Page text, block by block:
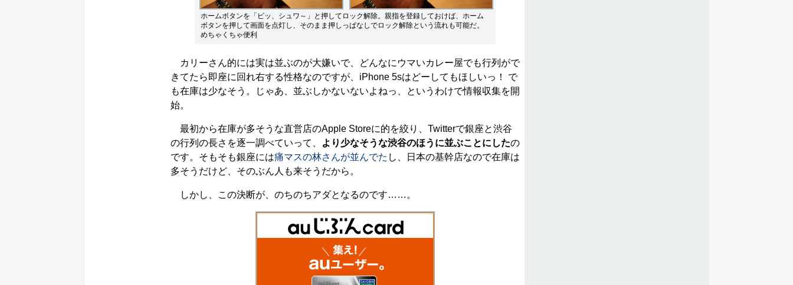
ホームボタンを「ピッ、シュワ～」と押してロック解除。親指を登録しておけば、ホーム
ボタンを押して画面を点灯し、そのまま押しっぱなしでロック解除という流れも可能だ。
めちゃくちゃ便利
カリーさん的には実は並ぶのが大嫌いで、どんなにウマいカレー屋でも行列がで
きてたら即座に回れ右する性格なのですが、iPhone 5sはどーしてもほしいっ！ で
も在庫は少なそう。じゃあ、並ぶしかないないよねっ、というわけで情報収集を開
始。
最初から在庫が多そうな直営店のApple Storeに的を絞り、Twitterで銀座と渋谷
の行列の長さを逐一調べていって、
より少なそうな渋谷のほうに並ぶことにしたの
です。そもそも銀座には痛マスの林さんが並んでた し、日本の基幹店なので在庫は
多そうだけど、そのぶん人も来そうだから。
しかし、この決断が、のちのちアダとなるのです……。